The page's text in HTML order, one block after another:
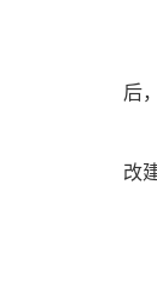
后
改